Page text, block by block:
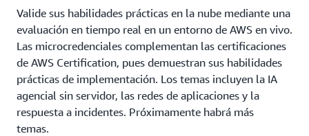
Valide sus habilidades prácticas en la nube mediante una
evaluación en tiempo real en un entorno de AWS en vivo.
Las microcredenciales complementan las certificaciones
de AWS Certification, pues demuestran sus habilidades
prácticas de implementación. Los temas incluyen la IA
agencial sin servidor, las redes de aplicaciones y la
respuesta a incidentes. Próximamente habrá más
temas.